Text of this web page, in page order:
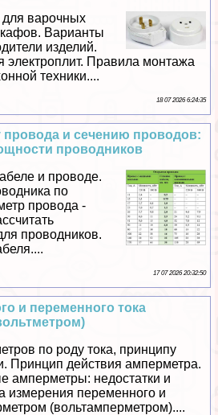
для варочных
Варианты
изделий.
электроплит. Правила монтажа
техники....
18 07 2026 6:24:35
и сечению проводов:
проводников
и проводе.
по
провода -
проводников.
17 07 2026 20:32:50
и переменного тока
по роду тока, принципу
Принцип действия амперметра.
амперметры: недостатки и
измерения переменного и
(вольтамперметром)....